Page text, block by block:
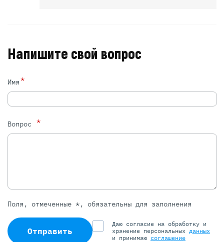
Напишите свой вопрос
Имя*
Вопрос *
Поля, отмеченные *, обязательны для заполнения
Отправить
Даю согласие на обработку и
хранение персональных данных
и принимаю соглашение